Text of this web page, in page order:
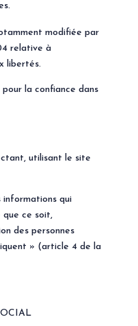
modifiée par
relative à
libertés.
la confiance dans
utilisant le site
informations qui
que ce soit,
des personnes
» (article 4 de la